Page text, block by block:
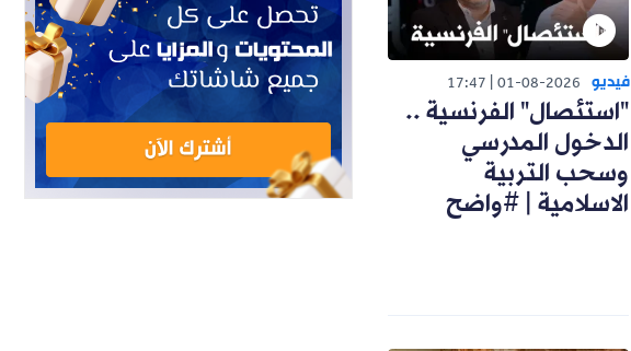
فيديو 01-08-2026
17:47
"استئصال" الفرنسية ..
الدخول المدرسي
وسحب التربية
الاسلامية | #واضح